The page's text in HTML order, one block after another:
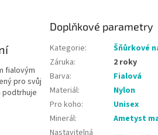
fialovým
pro svůj
podtrhuje
Doplňkové parametry
Kategorie:
Šňůrkové
Záruka:
2 roky
Barva:
Fialová
Materiál:
Nylon
Pro koho:
Unisex
Minerál:
Ametyst
Nastavitelná